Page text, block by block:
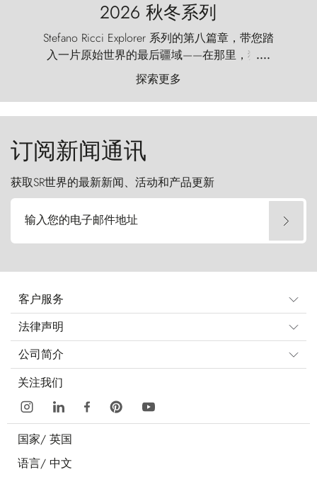
2026 秋冬系列
Stefano Ricci Explorer 系列的第八篇章，带您踏
入一片原始世界的最后疆域——在那里，狂风
以远古的怒号雕琢着自然，而百内塔（Torres
del Paine）则宛如石砌的哨兵，傲然向苍穹发
起挑战。
....
探索更多
订阅新闻通讯
获取SR世界的最新新闻、活动和产品更新
输入您的电子邮件地址
客户服务
法律声明
公司简介
关注我们
国家/ 英国
语言/ 中文